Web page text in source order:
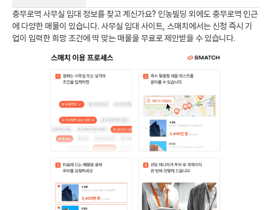
충무로역 사무실 임대 정보를 찾고 계신가요? 인농빌딩 외에도 충무로역 인근
에 다양한 매물이 있습니다. 사무실 임대 사이트, 스매치에서는 신청 즉시 기
업이 입력한 희망 조건에 딱 맞는 매물을 무료로 제안받을 수 있습니다.